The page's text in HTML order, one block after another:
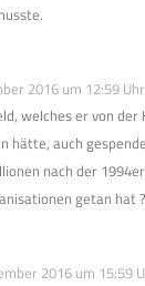
2016 um 12:59 Uhr
welches er von
hätte, auch
nach der
getan hat
2016 um 15:59